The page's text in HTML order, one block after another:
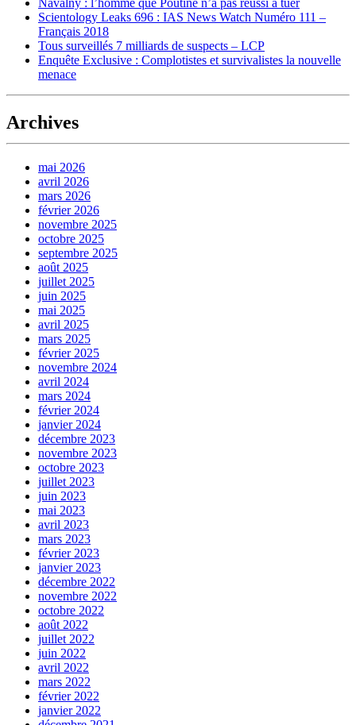
Scientology Leaks 696 : IAS News Watch Numéro 111 –
Français 2018
Tous surveillés 7 milliards de suspects – LCP
Enquête Exclusive : Complotistes et survivalistes la nouvelle
menace
Archives
mai 2026
avril 2026
mars 2026
février 2026
novembre 2025
octobre 2025
septembre 2025
août 2025
juillet 2025
juin 2025
mai 2025
avril 2025
mars 2025
février 2025
novembre 2024
avril 2024
mars 2024
février 2024
janvier 2024
décembre 2023
novembre 2023
octobre 2023
juillet 2023
juin 2023
mai 2023
avril 2023
mars 2023
février 2023
janvier 2023
décembre 2022
novembre 2022
octobre 2022
août 2022
juillet 2022
juin 2022
avril 2022
mars 2022
février 2022
janvier 2022